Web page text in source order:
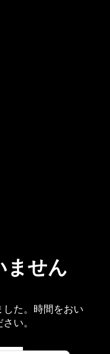
ません
た。時間をおい
い。